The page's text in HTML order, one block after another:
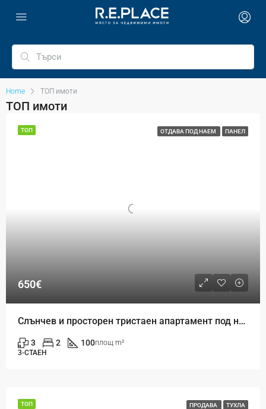
Home ТОП имоти
ТОП имоти
ТОП ОТДАВА ПОД НАЕМ ПАНЕЛ
650€
Слънчев и просторен тристаен апартамент под наем в кв. Левски – до Втори корпус на ИУ
3 2 100площ m²
3-СТАЕН
ТОП ПРОДАВА ТУХЛА